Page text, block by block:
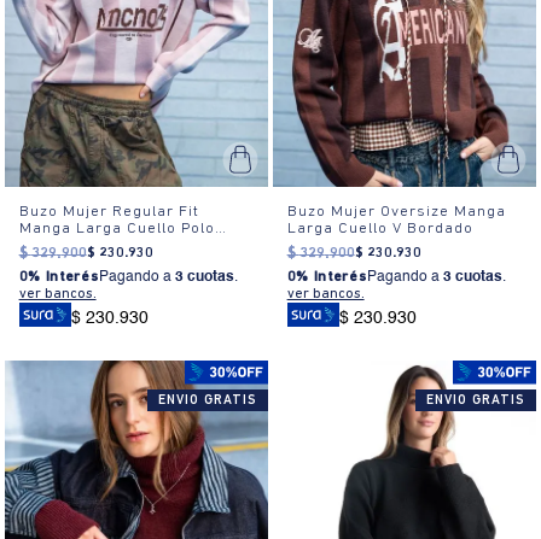
Buzo Mujer Regular Fit
Manga Larga Cuello Polo
Bordado
$ 329.900$ 230.930
0% Interés Pagando a 3 cuotas.
ver bancos.
$ 230.930
Buzo Mujer Oversize Manga
Larga Cuello V Bordado
$ 329.900$ 230.930
0% Interés Pagando a 3 cuotas.
ver bancos.
$ 230.930
ENVIO GRATIS ENVIO GRATIS